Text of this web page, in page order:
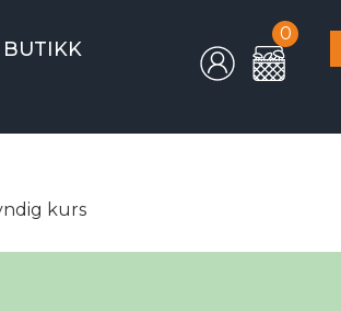
BUTIKK
0
kurs